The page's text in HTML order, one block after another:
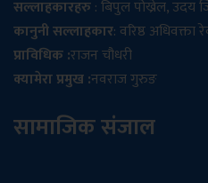
सल्लाहकारहरु: बिपुल पोख्रेल, उदय
कानुनी सल्लाहकार: वरिष्ठ अधिवक्ता
प्राविधिक :राजन चौधरी
क्यामेरा प्रमुख :नवराज गुरुङ
सामाजिक संजाल